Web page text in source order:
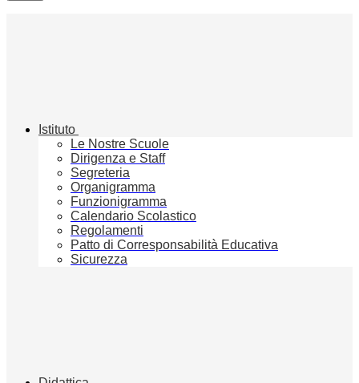
Istituto
Le Nostre Scuole
Dirigenza e Staff
Segreteria
Organigramma
Funzionigramma
Calendario Scolastico
Regolamenti
Patto di Corresponsabilità Educativa
Sicurezza